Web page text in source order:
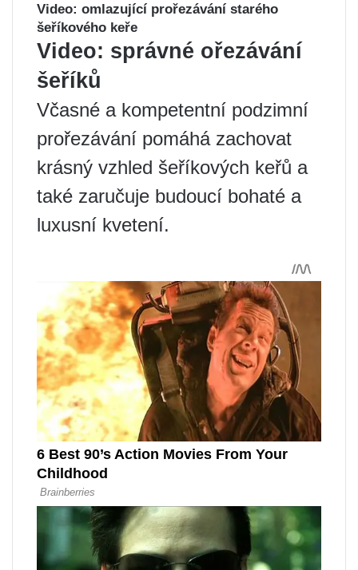
Video: omlazující prořezávání starého
šeříkového keře
Video: správné ořezávání
šeříků
Včasné a kompetentní podzimní
prořezávání pomáhá zachovat
krásný vzhled šeříkových keřů a
také zaručuje budoucí bohaté a
luxusní kvetení.